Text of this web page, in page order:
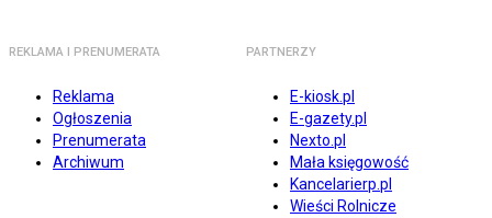
REKLAMA I PRENUMERATA
Reklama
Ogłoszenia
Prenumerata
Archiwum
PARTNERZY
E-kiosk.pl
E-gazety.pl
Nexto.pl
Mała księgowość
Kancelarierp.pl
Wieści Rolnicze